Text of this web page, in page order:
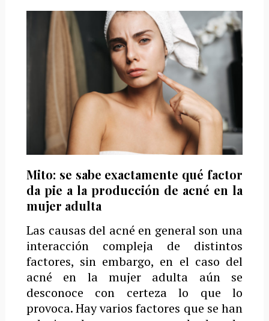
Mito: se sabe exactamente qué factor
da pie a la producción de acné en la
mujer adulta
Las causas del acné en general son una
interacción compleja de distintos
factores, sin embargo, en el caso del
acné en la mujer adulta aún se
desconoce con certeza lo que lo
provoca. Hay varios factores que se han